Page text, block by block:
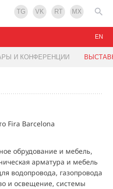
TG VK RT MX
И КОНФЕРЕНЦИИ
EN
Fira Barcelona
обрудование и мебель,
арматура и мебель
водопровода, газопровода
и освещение, системы